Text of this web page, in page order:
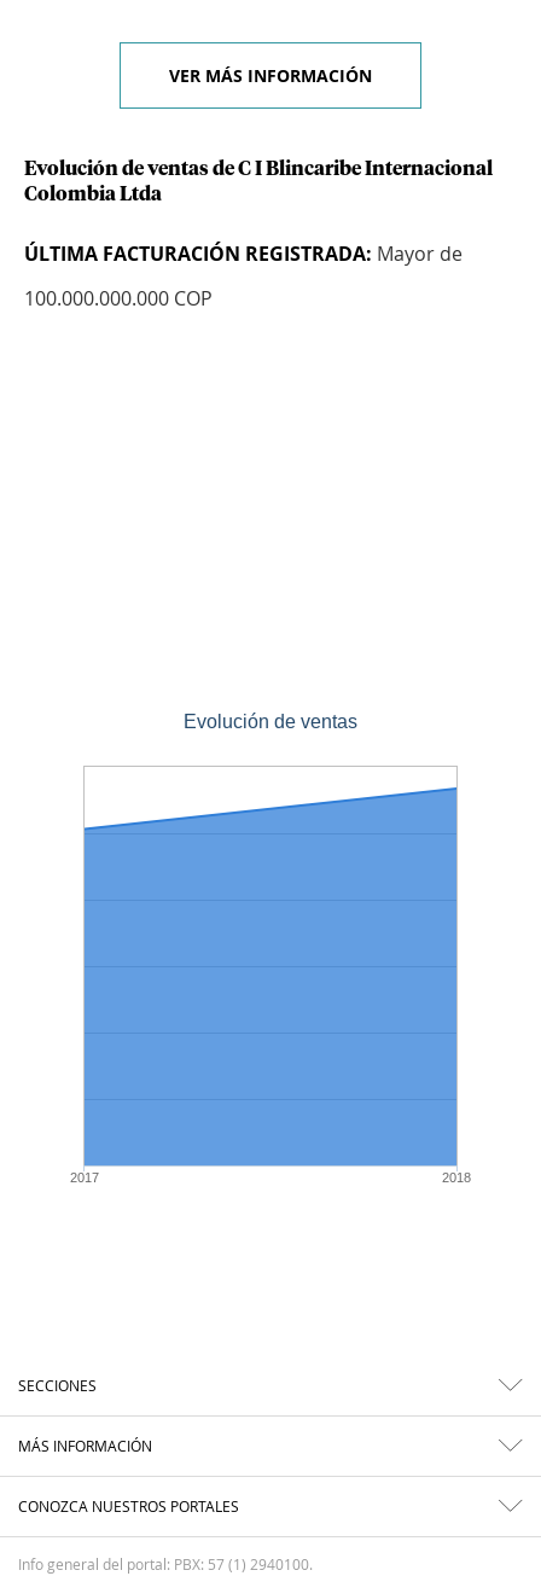
VER MÁS INFORMACIÓN
Evolución de ventas de C I Blincaribe Internacional
Colombia Ltda
ÚLTIMA FACTURACIÓN REGISTRADA: Mayor de
100.000.000.000 COP
Evolución de ventas
2017 2018
SECCIONES
MÁS INFORMACIÓN
CONOZCA NUESTROS PORTALES
Info general del portal: PBX: 57 (1) 2940100.